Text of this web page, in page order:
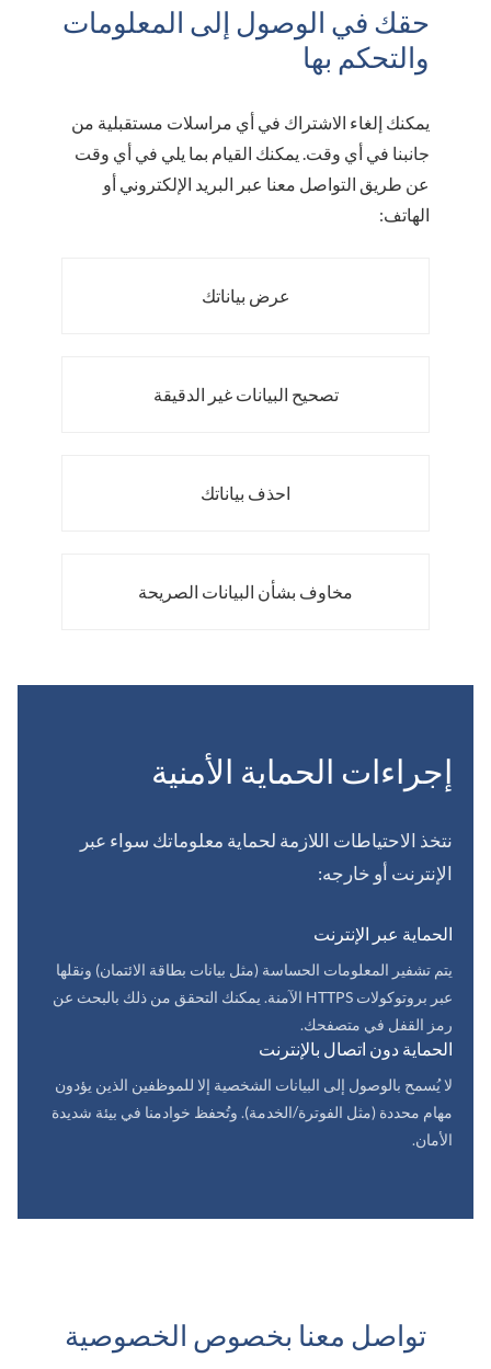
حقك في الوصول إلى المعلومات
والتحكم بها
يمكنك إلغاء الاشتراك في أي مراسلات مستقبلية من
جانبنا في أي وقت. يمكنك القيام بما يلي في أي وقت
عن طريق التواصل معنا عبر البريد الإلكتروني أو
الهاتف:
عرض بياناتك
تصحيح البيانات غير الدقيقة
احذف بياناتك
مخاوف بشأن البيانات الصريحة
إجراءات الحماية الأمنية
نتخذ الاحتياطات اللازمة لحماية معلوماتك سواء عبر
الإنترنت أو خارجه:
الحماية عبر الإنترنت
يتم تشفير المعلومات الحساسة (مثل بيانات بطاقة الائتمان) ونقلها
عبر بروتوكولات HTTPS الآمنة. يمكنك التحقق من ذلك بالبحث عن
رمز القفل في متصفحك.
الحماية دون اتصال بالإنترنت
لا يُسمح بالوصول إلى البيانات الشخصية إلا للموظفين الذين يؤدون
مهام محددة (مثل الفوترة/الخدمة). وتُحفظ خوادمنا في بيئة شديدة
الأمان.
تواصل معنا بخصوص الخصوصية